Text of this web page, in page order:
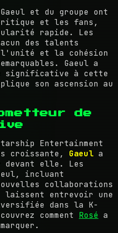
et du groupe ont
et les fans,
rapide. Les
des talents
et la cohésion
Gaeul a
significative à cette
son ascension au
de
Entertainment
croissante, Gaeul a
devant elle. Les
incluant
collaborations
entrevoir une
dans la K-
comment Rosé a